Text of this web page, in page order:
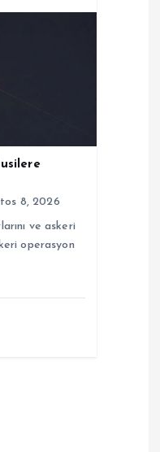
8, 2026
ve askeri
operasyon